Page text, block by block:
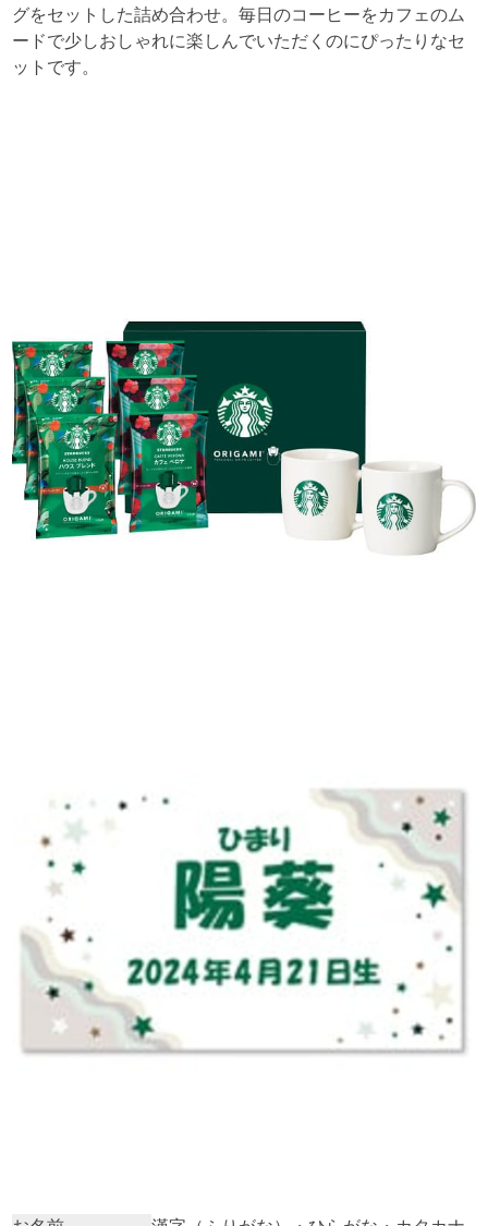
グをセットした詰め合わせ。毎日のコーヒーをカフェのム
ードで少しおしゃれに楽しんでいただくのにぴったりなセ
ットです。